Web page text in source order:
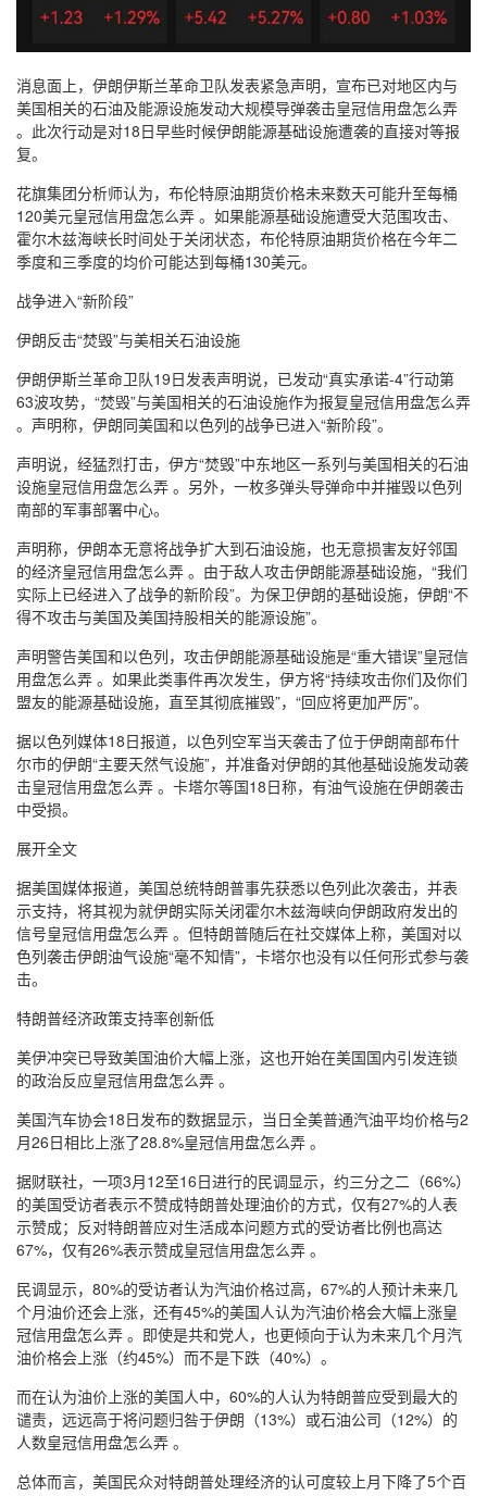
消息面上，伊朗伊斯兰革命卫队发表紧急声明，宣布已对地区内与
美国相关的石油及能源设施发动大规模导弹袭击皇冠信用盘怎么弄
。此次行动是对18日早些时候伊朗能源基础设施遭袭的直接对等报
复。
花旗集团分析师认为，布伦特原油期货价格未来数天可能升至每桶
120美元皇冠信用盘怎么弄 。如果能源基础设施遭受大范围攻击、
霍尔木兹海峡长时间处于关闭状态，布伦特原油期货价格在今年二
季度和三季度的均价可能达到每桶130美元。
战争进入“新阶段”
伊朗反击“焚毁”与美相关石油设施
伊朗伊斯兰革命卫队19日发表声明说，已发动“真实承诺-4”行动第
63波攻势，“焚毁”与美国相关的石油设施作为报复皇冠信用盘怎么弄
。声明称，伊朗同美国和以色列的战争已进入“新阶段”。
声明说，经猛烈打击，伊方“焚毁”中东地区一系列与美国相关的石油
设施皇冠信用盘怎么弄 。另外，一枚多弹头导弹命中并摧毁以色列
南部的军事部署中心。
声明称，伊朗本无意将战争扩大到石油设施，也无意损害友好邻国
的经济皇冠信用盘怎么弄 。由于敌人攻击伊朗能源基础设施，“我们
实际上已经进入了战争的新阶段”。为保卫伊朗的基础设施，伊朗“不
得不攻击与美国及美国持股相关的能源设施”。
声明警告美国和以色列，攻击伊朗能源基础设施是“重大错误”皇冠信
用盘怎么弄 。如果此类事件再次发生，伊方将“持续攻击你们及你们
盟友的能源基础设施，直至其彻底摧毁”，“回应将更加严厉”。
据以色列媒体18日报道，以色列空军当天袭击了位于伊朗南部布什
尔市的伊朗“主要天然气设施”，并准备对伊朗的其他基础设施发动袭
击皇冠信用盘怎么弄 。卡塔尔等国18日称，有油气设施在伊朗袭击
中受损。
展开全文
据美国媒体报道，美国总统特朗普事先获悉以色列此次袭击，并表
示支持，将其视为就伊朗实际关闭霍尔木兹海峡向伊朗政府发出的
信号皇冠信用盘怎么弄 。但特朗普随后在社交媒体上称，美国对以
色列袭击伊朗油气设施“毫不知情”，卡塔尔也没有以任何形式参与袭
击。
特朗普经济政策支持率创新低
美伊冲突已导致美国油价大幅上涨，这也开始在美国国内引发连锁
的政治反应皇冠信用盘怎么弄 。
美国汽车协会18日发布的数据显示，当日全美普通汽油平均价格与2
月26日相比上涨了28.8%皇冠信用盘怎么弄 。
据财联社，一项3月12至16日进行的民调显示，约三分之二（66%）
的美国受访者表示不赞成特朗普处理油价的方式，仅有27%的人表
示赞成；反对特朗普应对生活成本问题方式的受访者比例也高达
67%，仅有26%表示赞成皇冠信用盘怎么弄 。
民调显示，80%的受访者认为汽油价格过高，67%的人预计未来几
个月油价还会上涨，还有45%的美国人认为汽油价格会大幅上涨皇
冠信用盘怎么弄 。即使是共和党人，也更倾向于认为未来几个月汽
油价格会上涨（约45%）而不是下跌（40%）。
而在认为油价上涨的美国人中，60%的人认为特朗普应受到最大的
谴责，远远高于将问题归咎于伊朗（13%）或石油公司（12%）的
人数皇冠信用盘怎么弄 。
总体而言，美国民众对特朗普处理经济的认可度较上月下降了5个百